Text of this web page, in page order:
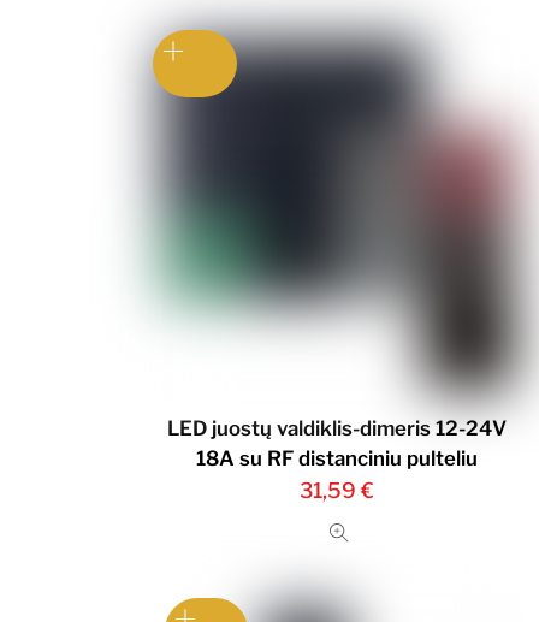
LED juostų valdiklis-dimeris 12-24V
18A su RF distanciniu pulteliu
31,59€